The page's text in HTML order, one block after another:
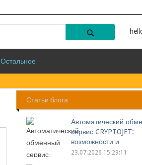
Остальное
Статьи блога
Автоматический
сервис CRYPTOJET:
возможности и
преимущества
23.07.2026 15:29:11